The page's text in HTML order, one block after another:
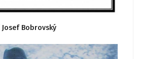
Bobrovský